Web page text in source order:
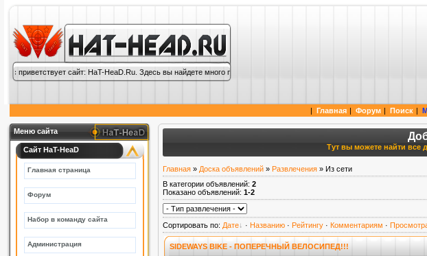
приветствует сайт: HaT-HeaD.Ru. Здесь вы найдете много полезной информации по cs 1.6 cs source и нашему
| Главная | Форум | Поиск |
Меню сайта
Сайт HaT-HeaD
Главная страница
Форум
Набор в команду сайта
Администрация
Тут вы можете найти все
Главная » Доска объявлений » Развлечения » Из сети
В категории объявлений: 2
Показано объявлений: 1-2
Сортировать по: Дате · Названию · Рейтингу · Комментариям ·
SIDEWAYS BIKE - ПОПЕРЕЧНЫЙ ВЕЛОСИПЕД!!!